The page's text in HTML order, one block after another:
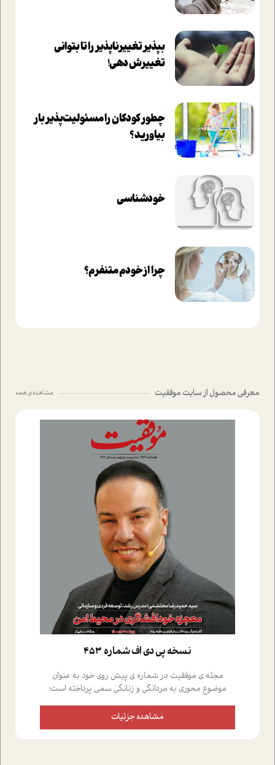
بپذير تغييرناپذير را تا بتواني
تغييرش دهي!‏
چطور کودکان را مسئولیت‌پذیر بار
بیاورید؟
خودشناسی
چرا از خودم متنفرم؟
معرفی محصول از سایت موفقیت مشاهده ی همه
نسخه پي دي اف شماره 453
مجله ی موفقیت در شماره ی پیش روی خود به عنوان
موضوع محوری به مردانگی و زنانگی سمی پرداخته است؛
علیخواه، جامعه شناس در بخش های مختلف تلاش کرده ایم
از دریچه های گوناگون به این موضوع مهم بپردازیم.فصل
مشاهده جزئیات